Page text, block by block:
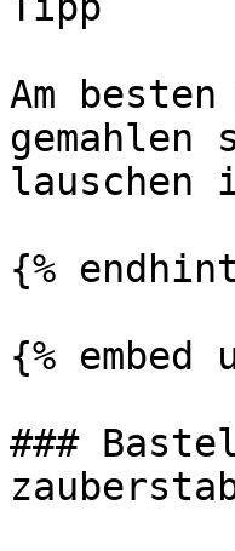
Am
lauschen
{%
{% embed
###